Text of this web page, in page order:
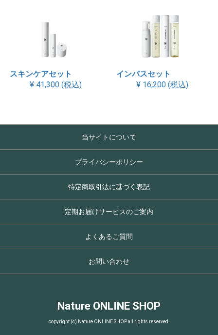
スキンケアセット
¥ 41,300 (税込)
インバスセット
¥ 16,200 (税込)
当サイトについて
プライバシーポリシー
特定商取引法に基づく表記
定期お届けサービスのご案内
よくあるご質問
お問い合わせ
Nature ONLINE SHOP
copyright (c) Nature ONLINE SHOP all rights reserved.